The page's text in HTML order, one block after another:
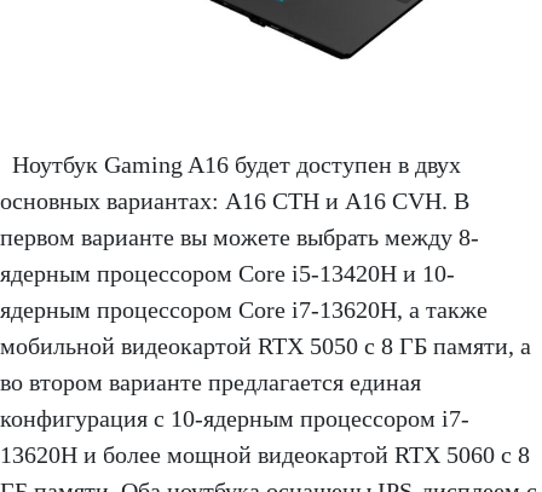
Ноутбук Gaming A16 будет доступен в двух
основных вариантах: A16 CTH и A16 CVH. В
первом варианте вы можете выбрать между 8-
ядерным процессором Core i5-13420H и 10-
ядерным процессором Core i7-13620H, а также
мобильной видеокартой RTX 5050 с 8 ГБ памяти, а
во втором варианте предлагается единая
конфигурация с 10-ядерным процессором i7-
13620H и более мощной видеокартой RTX 5060 с 8